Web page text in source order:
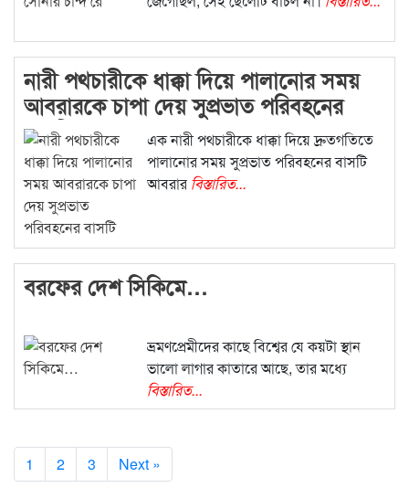
নারী পথচারীকে ধাক্কা দিয়ে পালানোর সময়
আবরারকে চাপা দেয় সুপ্রভাত পরিবহনের
বাসটি
এক নারী পথচারীকে ধাক্কা দিয়ে দ্রুতগতিতে
পালানোর সময় সুপ্রভাত পরিবহনের বাসটি
আবরার বিস্তারিত...
বরফের দেশ সিকিমে…
ভ্রমণপ্রেমীদের কাছে বিশ্বের যে কয়টা স্থান
ভালো লাগার কাতারে আছে, তার মধ্যে
বিস্তারিত...
1 2 3 Next »